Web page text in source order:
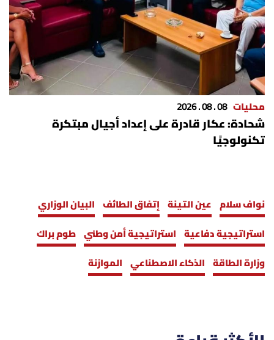
محليات 08 . 08 . 2026
شحادة: عكار قادرة على إعداد أجيال مبتكرة
تكنولوجيًا
نواف سلام عين التينة إتفاق الطائف البيان الوزاري
استراتيجية دفاعية استراتيجية أمن وطني طوم براك
وزارة الطاقة الذكاء الاصطناعي الموازنة